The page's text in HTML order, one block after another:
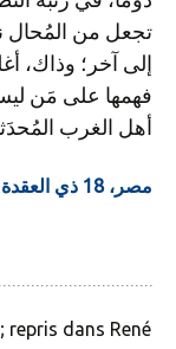
تجعل من المُحال
إلى آخر؛ وذاك،
فهمها على مَن
أهل الغرب
مصر، 18 ذي العقدة 1350 هـ
repris dans René